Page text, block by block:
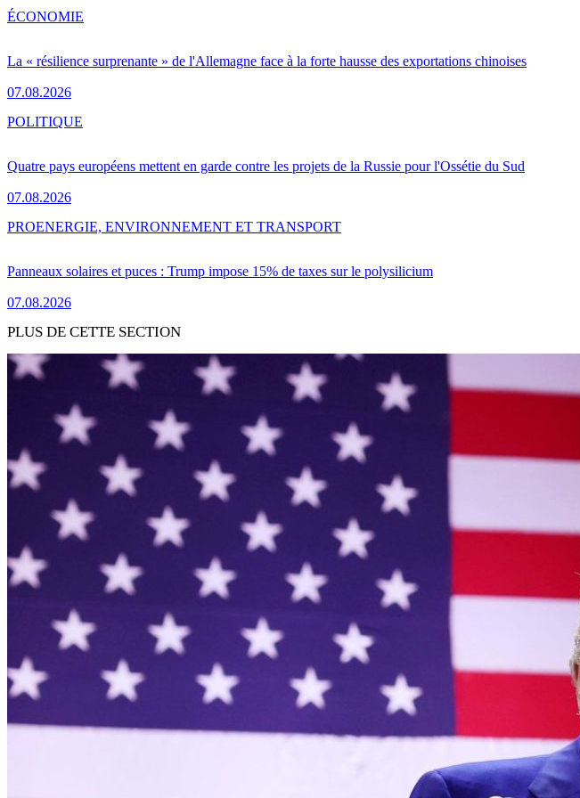
La « résilience surprenante » de l'Allemagne face à la forte hausse des exportations chinoises
07.08.2026
ÉCONOMIE
Quatre pays européens mettent en garde contre les projets de la Russie pour l'Ossétie du Sud
07.08.2026
POLITIQUE
Panneaux solaires et puces : Trump impose 15% de taxes sur le polysilicium
07.08.2026
PROENERGIE, ENVIRONNEMENT ET TRANSPORT
PLUS DE CETTE SECTION